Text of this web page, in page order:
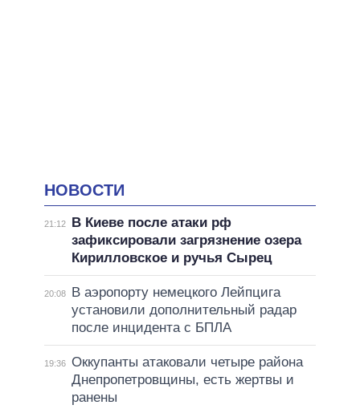
НОВОСТИ
21:12
В Киеве после атаки рф
зафиксировали загрязнение озера
Кирилловское и ручья Сырец
20:08
В аэропорту немецкого Лейпцига
установили дополнительный радар
после инцидента с БПЛА
19:36 Оккупанты атаковали четыре района
Днепропетровщины, есть жертвы и
ранены